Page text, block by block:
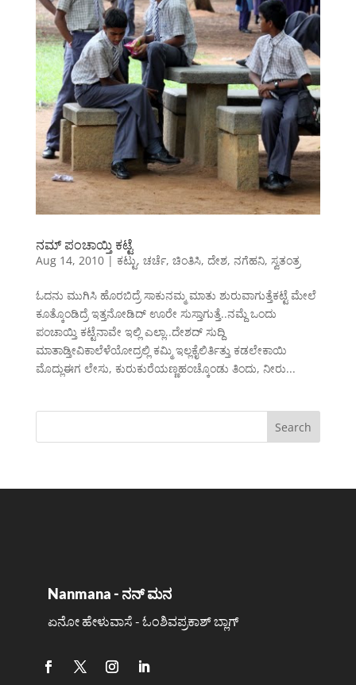
ನಮ್ ಪಂಚಾಯ್ತಿ ಕಟ್ಟೆ
Aug 14, 2010| ಕಟ್ಟು, ಚರ್ಚೆ, ಚಿಂತಿಸಿ, ದೇಶ, ನಗೆಹನಿ, ಸ್ವತಂತ್ರ
ಓದನು ಮುಗಿಸಿ ಹೊರಬಿದ್ರೆ ಸಾಕುನಮ್ಮ ಮಾತು ಶುರುವಾಗುತ್ತೆಕಟ್ಟೆ ಮೇಲೆ
ಕೂತ್ಕೊಂಡಿದ್ರೆ ಇತ್ತನೋಡಿದ್ ಊರೇ ಸುಸ್ತಾಗುತ್ತೆ..ನಮ್ದೆ ಒಂದು
ಪಂಚಾಯ್ತಿ ಕಟ್ಟೆನಾವೇ ಇಲ್ಲಿ ಎಲ್ಲಾ..ದೇಶದ್ ಸುದ್ದಿ
ಮಾತಾಡ್ತೀವಿಕಾಲೆಳೆಯೋದ್ರಲ್ಲಿ ಕಮ್ಮಿ ಇಲ್ಲಕೈಲಿರ್ತಿತ್ತು ಕಡಲೇಕಾಯಿ
ಮೊದ್ಲುಈಗ ಲೇಸು, ಕುರುಕುರೆಯಣ್ಣಹಂಚ್ಕೊಂಡು ತಿಂದು, ನೀರು...
Nanmana - ನನ್ ಮನ
ಏನೋ ಹೇಳುವಾಸೆ - ಓಂಶಿವಪ್ರಕಾಶ್ ಬ್ಲಾಗ್